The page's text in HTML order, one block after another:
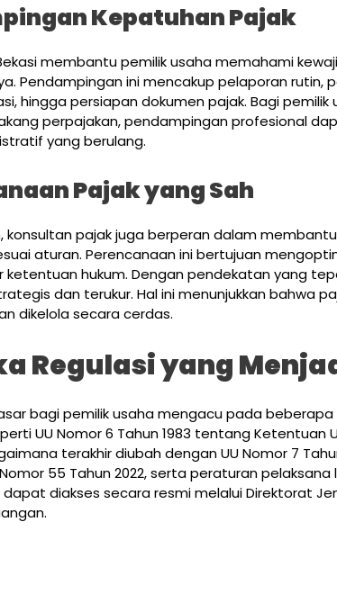
Kepatuhan Pajak
membantu pemilik usaha memahami
Pendampingan ini mencakup pelaporan rutin,
hingga persiapan dokumen pajak. Bagi pemilik
perpajakan, pendampingan profesional
yang berulang.
Pajak yang Sah
konsultan pajak juga berperan dalam
aturan. Perencanaan ini bertujuan
ketentuan hukum. Dengan pendekatan yang
dan terukur. Hal ini menunjukkan bahwa
dikelola secara cerdas.
Regulasi yang
bagi pemilik usaha mengacu pada
UU Nomor 6 Tahun 1983 tentang Ketentuan
terakhir diubah dengan UU Nomor 7
Nomor 55 Tahun 2022, serta peraturan pelaksana
diakses secara resmi melalui Direktorat